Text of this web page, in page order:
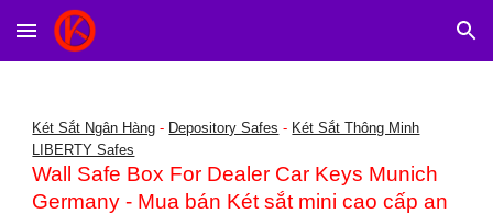
Skip to main content Skip to navigation
Két Sắt Ngân Hàng - Depository Safes - Két Sắt Thông Minh
LIBERTY Safes
Wall Safe Box For Dealer Car Keys Munich
Germany - Mua bán Két sắt mini cao cấp an